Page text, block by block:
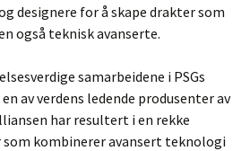
designere for å skape drakter som
også teknisk avanserte.
samarbeidene i PSGs
av verdens ledende produsenter av
har resultert i en rekke
kombinerer avansert teknologi